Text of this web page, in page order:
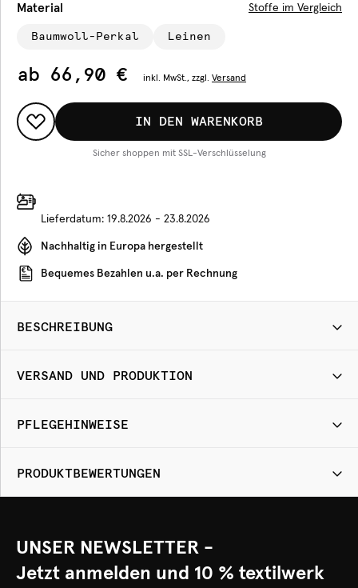
Material Stoffe im Vergleich
Baumwoll-Perkal Leinen
ab 66,90 € inkl. MwSt., zzgl. Versand
IN DEN WARENKORB
Sicher shoppen mit SSL-Verschlüsselung
Lieferdatum: 19.8.2026 - 23.8.2026
Nachhaltig in Europa hergestellt
Bequemes Bezahlen u.a. per Rechnung
BESCHREIBUNG
VERSAND UND PRODUKTION
PFLEGEHINWEISE
PRODUKTBEWERTUNGEN
UNSER NEWSLETTER -
Jetzt anmelden und 10 % textilwerk